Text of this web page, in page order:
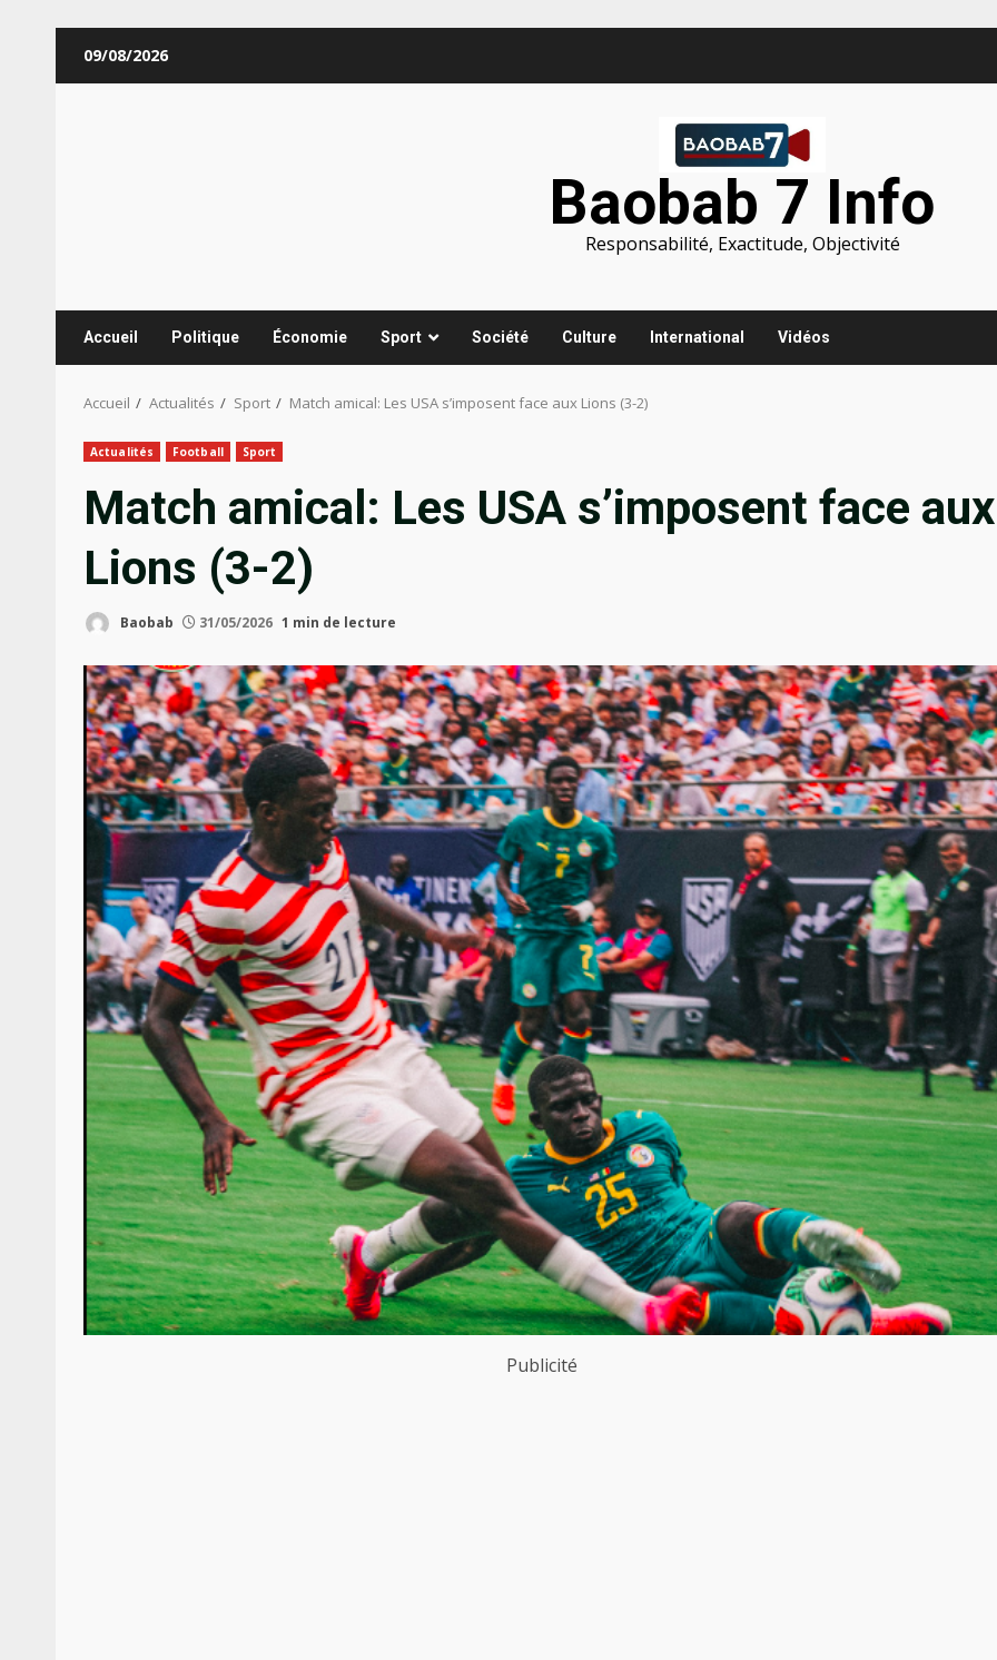
09/08/2026
Baobab 7 Info
Responsabilité, Exactitude, Objectivité
Accueil Politique Économie Sport Société Culture International Vidéos
Accueil Actualités Sport Match amical: Les USA s’imposent face aux Lions (3-2)
Actualités Football Sport
Match amical: Les USA s’imposent face aux
Lions (3-2)
Baobab 31/05/2026 1 min de lecture
Publicité